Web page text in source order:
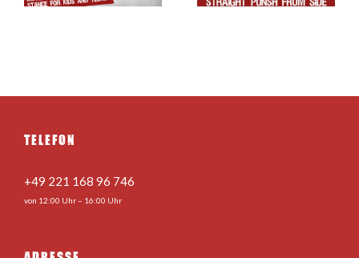
Kids und Teens
chest
TELEFON
+49 221 168 96 746
von 12:00 Uhr – 16:00 Uhr